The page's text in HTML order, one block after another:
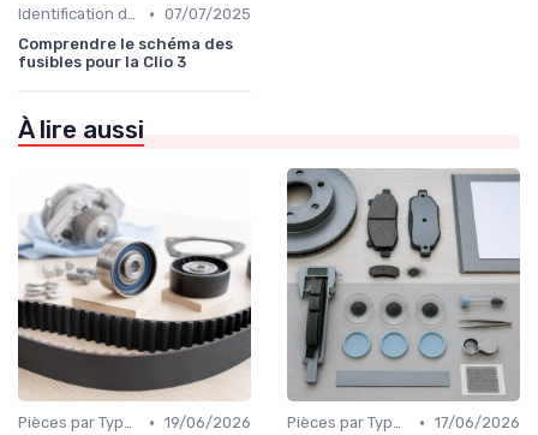
Identification de la Pièce Nécessaire • 07/07/2025
Comprendre le schéma des
fusibles pour la Clio 3
À lire aussi
Pièces par Type (Freins, Moteur, etc.) • 19/06/2026
Pièces par Type (Freins, Moteur, etc.) • 17/06/2026